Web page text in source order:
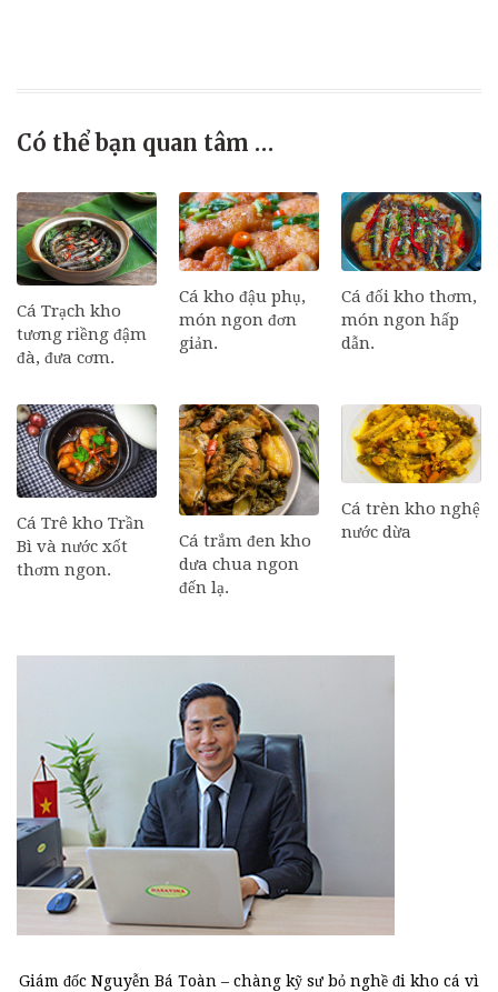
Có thể bạn quan tâm …
Cá Trạch kho
tương riềng đậm
đà, đưa cơm.
Cá kho đậu phụ,
món ngon đơn
giản.
Cá đối kho thơm,
món ngon hấp
dẫn.
Cá Trê kho Trần
Bì và nước xốt
thơm ngon.
Cá trắm đen kho
dưa chua ngon
đến lạ.
Cá trèn kho nghệ
nước dừa
Giám đốc Nguyễn Bá Toàn – chàng kỹ sư bỏ nghề đi kho cá vì